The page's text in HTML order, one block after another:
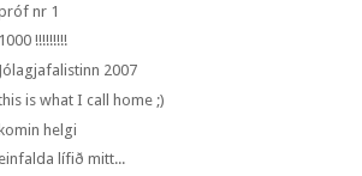
nr 1
1000 !!!!!!!!!
Jólagjafalistinn 2007
is what I call home ;)
helgi
einfalda lífið mitt...